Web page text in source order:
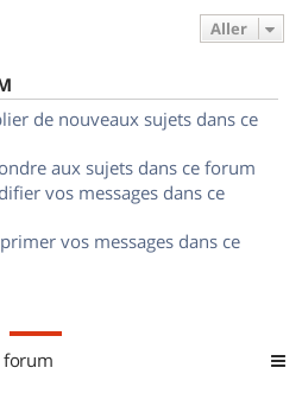
Aller
de nouveaux sujets dans ce
aux sujets dans ce forum
vos messages dans ce
vos messages dans ce
forum